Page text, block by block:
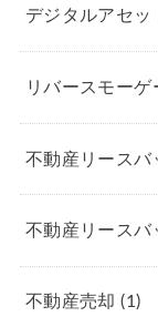
デジタルアセ
リバースモーゲ
不動産リースバ
不動産リースバ
不動産売却(1)